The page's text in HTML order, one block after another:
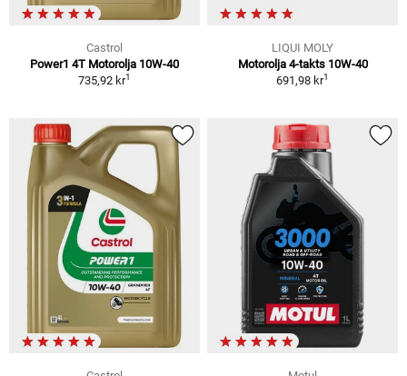
Castrol
Power1 4T Motorolja 10W-40
735,92 kr1
LIQUI MOLY
Motorolja 4-takts 10W-40
691,98 kr1